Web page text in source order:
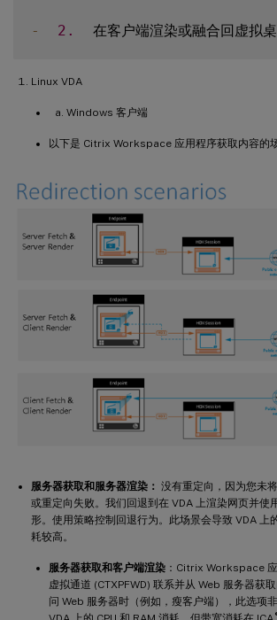
- 2.
Linux VDA
Windows 客户端
以下是 Citrix Workspace 应用程序获取内容的
服务器获取和服务器渲染： 没有重定向，因为您未
或重定向失败。我们回退到在 VDA 上渲染网页并使
形。使用策略控制回退行为。此场景会导致 VDA 上
耗较高。
服务器获取和客户端渲染 ：Citrix Workspace
虚拟通道 (CTXPFWD) 联系并从 Web 服务器获
问 Web 服务器时（例如，瘦客户端），此选项